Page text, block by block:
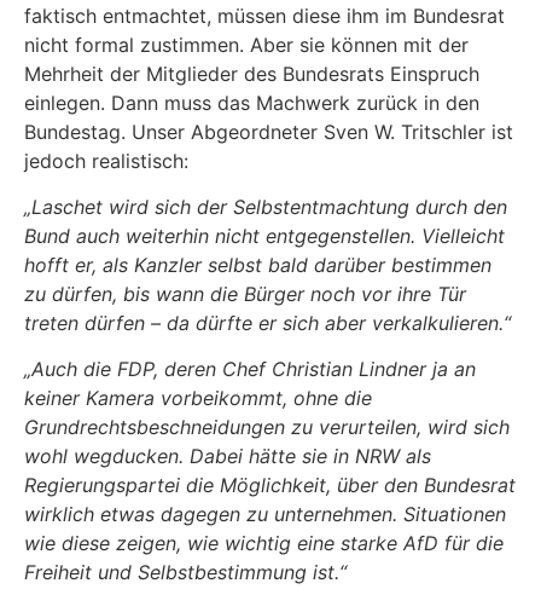
faktisch entmachtet, müssen diese ihm im Bundesrat
nicht formal zustimmen. Aber sie können mit der
Mehrheit der Mitglieder des Bundesrats Einspruch
einlegen. Dann muss das Machwerk zurück in den
Bundestag. Unser Abgeordneter Sven W. Tritschler ist
jedoch realistisch:
„Laschet wird sich der Selbstentmachtung durch den
Bund auch weiterhin nicht entgegenstellen. Vielleicht
hofft er, als Kanzler selbst bald darüber bestimmen
zu dürfen, bis wann die Bürger noch vor ihre Tür
treten dürfen – da dürfte er sich aber verkalkulieren.“
„Auch die FDP, deren Chef Christian Lindner ja an
keiner Kamera vorbeikommt, ohne die
Grundrechtsbeschneidungen zu verurteilen, wird sich
wohl wegducken. Dabei hätte sie in NRW als
Regierungspartei die Möglichkeit, über den Bundesrat
wirklich etwas dagegen zu unternehmen. Situationen
wie diese zeigen, wie wichtig eine starke AfD für die
Freiheit und Selbstbestimmung ist.“